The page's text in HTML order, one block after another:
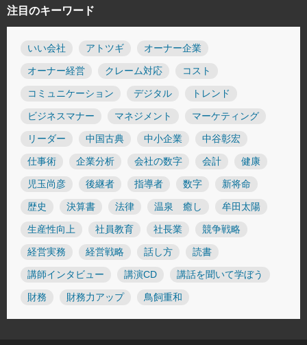
注目のキーワード
いい会社 アトツギ オーナー企業
オーナー経営 クレーム対応 コスト
コミュニケーション デジタル トレンド
ビジネスマナー マネジメント マーケティング
リーダー 中国古典 中小企業 中谷彰宏
仕事術 企業分析 会社の数字 会計 健康
児玉尚彦 後継者 指導者 数字 新将命
歴史 決算書 法律 温泉 癒し 牟田太陽
生産性向上 社員教育 社長業 競争戦略
経営実務 経営戦略 話し方 読書
講師インタビュー 講演CD 講話を聞いて学ぼう
財務 財務力アップ 鳥飼重和